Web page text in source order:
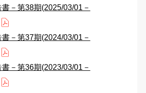
－第38期(2025/03/01－
－第37期(2024/03/01－
－第36期(2023/03/01－